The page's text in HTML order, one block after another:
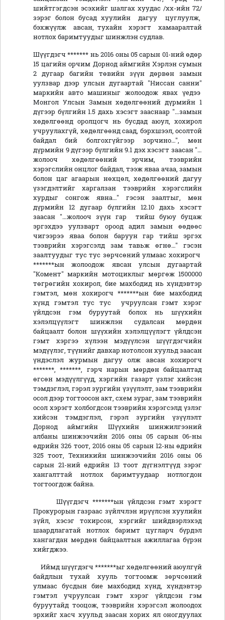
шийтгэгдсэн эсэхийг шалгах хуудас /хх-ийн 72/
зэрэг болон бусад хуулийн дагуу цуглуулж,
бэхжүүлж авсан, тухайн хэрэгт хамааралтай
нотлох баримтуудыг шинжлэн судлав.
Шүүгдэгч ******* нь 2016 оны 05 сарын 01-ний өдөр
15 цагийн орчим Дорнод аймгийн Хэрлэн сумын
2 дугаар багийн төвийн зүүн дөрвөн замын
уулзвар дээр улсын дугаартай "Ниссан санни"
маркийн авто машиныг жолоодож явах үедээ
Монгол Улсын Замын хөдөлгөөний дүрмийн 1
дүгээр бүлгийн 1.5 дахь хэсэгт зааснаар "…замын
хөдөлгөөнд оролцогч нь бусдад аюул, хохирол
учруулахгүй, хөдөлгөөнд саад, бэрхшээл, осолтой
байдал бий болгохгүйгээр зорчино…", мөн
дүрмийн 9 дүгээр бүлгийн 9.1 дэх хэсэгт заасан "…
жолооч хөдөлгөөний эрчим, тээврийн
хэрэгслийн онцлог байдал, тээж яваа ачаа, замын
болон цаг агаарын нөхцөл, хөдөлгөөний дагуу
үзэгдэлтийг харгалзан тээврийн хэрэгслийн
хурдыг сонгож явна…" гэсэн заалтыг, мөн
дүрмийн 12 дугаар бүлгийн 12.10 дахь хэсэгт
заасан "…жолооч зүүн гар тийш буюу буцаж
эргэхдээ уулзварт ороод адил замын өөдөөс
чигээрээ яваа болон баруун гар тийш эргэх
тээврийн хэрэгсэлд зам тавьж өгнө…" гэсэн
заалтуудыг тус тус зөрчсөний улмаас хохирогч
*******ын жолоодож явсан улсын дугаартай
"Комент" маркийн мотоциклыг мөргөж 1500000
төгрөгийн хохирол, бие махбодид нь хүндэвтэр
гэмтэл, мөн хохирогч *******ын бие махбодид
хүнд гэмтэл тус тус учруулсан гэмт хэрэг
үйлдсэн гэм буруутай болох нь шүүхийн
хэлэлцүүлэгт шинжлэн судалсан мөрдөн
байцаалт болон шүүхийн хэлэлцүүлэгт үйлдсэн
гэмт хэргээ хүлээн мэдүүлсэн шүүгдэгчийн
мэдүүлэг, түүнийг давхар нотолсон хуульд заасан
үндэслэл журмын дагуу олж авсан хохирогч
*******, *******, гэрч нарын мөрдөн байцаалтад
өгсөн мэдүүлгүүд, хэргийн газарт үзлэг хийсэн
тэмдэглэл, гэрэл зургийн үзүүлэлт, зам тээврийн
осол дээр тогтоосон акт, схем зураг, зам тээврийн
осол хэрэгт холбогдсон тээврийн хэрэгсэлд үзлэг
хийсэн тэмдэглэл, гэрэл зургийн үзүүлэлт
Дорнод аймгийн Шүүхийн шинжилгээний
албаны шинжээчийн 2016 оны 05 сарын 06-ны
өдрийн 326 тоот, 2016 оны 05 сарын 12-ны өдрийн
325 тоот, Техникийн шинжээчийн 2016 оны 06
сарын 21-ний өдрийн 13 тоот дүгнэлтүүд зэрэг
хангалттай нотлох баримтуудаар нотлогдон
тогтоогдож байна.
Шүүгдэгч *******ын үйлдсэн гэмт хэрэгт
Прокурорын газраас зүйлчлэн ирүүлсэн хуулийн
зүйл, хэсэг тохирсон, хэргийг шийдвэрлэхэд
шаардлагатай нотлох баримт цугларч бүрдэл
хангагдан мөрдөн байцаалтын ажиллагаа бүрэн
хийгджээ.
Иймд шүүгдэгч *******ыг хөдөлгөөний аюулгүй
байдлын тухай хууль тогтоомж зөрчсөний
улмаас бусдын бие махбодид хүнд, хүндэвтэр
гэмтэл учруулсан гэмт хэрэг үйлдсэн гэм
буруутайд тооцож, тээврийн хэрэгсэл жолоодох
эрхийг хасч хуульд заасан хорих ял оногдуулах